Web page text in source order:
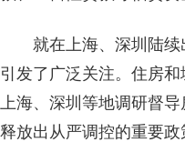
就在上海、深圳陆
引发了广泛关注。住房
上海、深圳等地调研督
释放出从严调控的重要政